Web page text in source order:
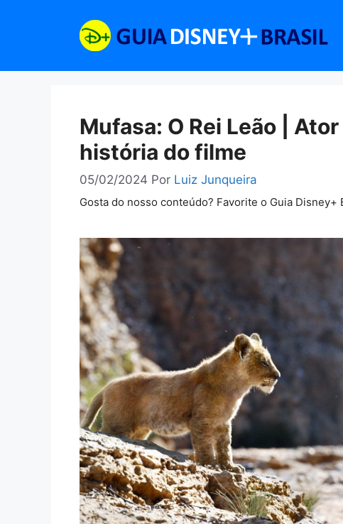
Mufasa: O Rei Leão |
história do filme
05/02/2024 Por Luiz Junqueira
Gosta do nosso conteúdo? Favorite o Guia Disney+